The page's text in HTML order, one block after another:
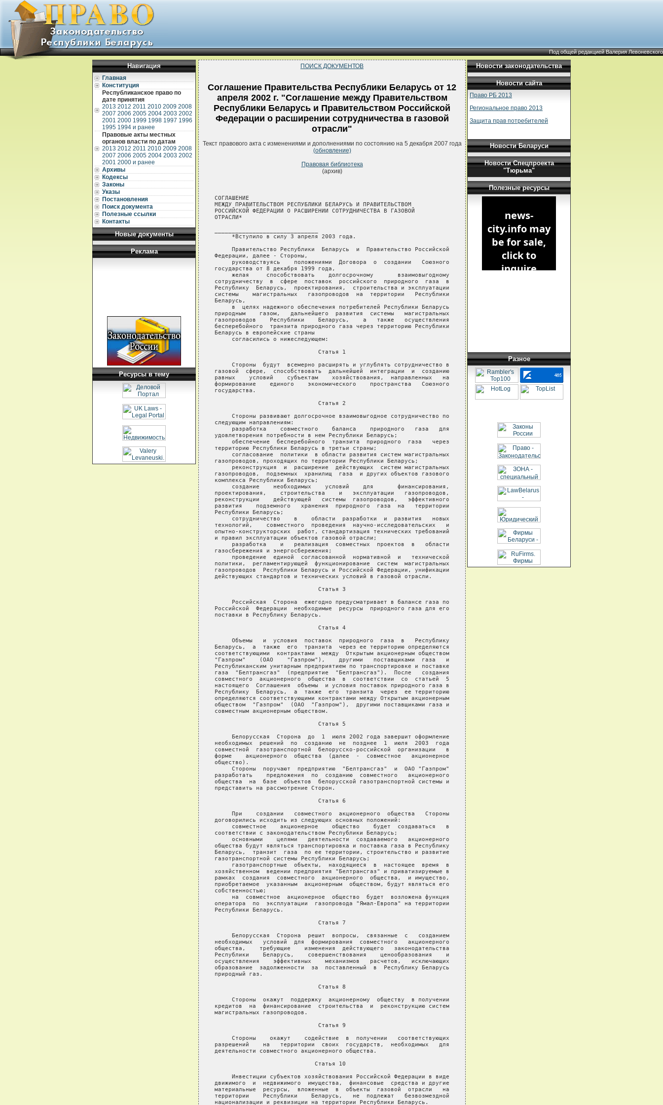
Под общей редакцией Валерия Левоневского
Навигация
Главная
Конституция
Республиканское право по
дате принятия
2013 2012 2011 2010 2009 2008
2007 2006 2005 2004 2003 2002
2001 2000 1999 1998 1997 1996
1995 1994 и ранее
Правовые акты местных
органов власти по датам
2013 2012 2011 2010 2009 2008
2007 2006 2005 2004 2003 2002
2001 2000 и ранее
Архивы
Кодексы
Законы
Указы
Постановления
Поиск документа
Полезные ссылки
Контакты
Новые документы
Реклама
Ресурсы в тему
ПОИСК ДОКУМЕНТОВ
Соглашение Правительства Республики Беларусь от 12
апреля 2002 г. "Соглашение между Правительством
Республики Беларусь и Правительством Российской
Федерации о расширении сотрудничества в газовой
отрасли"
Текст правового акта с изменениями и дополнениями по состоянию на 5 декабря 2007 года
(обновление)
Правовая библиотека
(архив)
СОГЛАШЕНИЕ
МЕЖДУ ПРАВИТЕЛЬСТВОМ РЕСПУБЛИКИ БЕЛАРУСЬ И ПРАВИТЕЛЬСТВОМ
РОССИЙСКОЙ ФЕДЕРАЦИИ О РАСШИРЕНИИ СОТРУДНИЧЕСТВА В ГАЗОВОЙ
ОТРАСЛИ*
     *Вступило в силу 3 апреля 2003 года.
     Правительство Республики  Беларусь  и  Правительство Российской
Федерации, далее - Стороны,
     руководствуясь    положениями  Договора  о  создании   Союзного
государства от 8 декабря 1999 года,
     желая     способствовать    долгосрочному       взаимовыгодному
сотрудничеству  в  сфере  поставок  российского  природного  газа  в
Республику  Беларусь,  проектирования,  строительства и эксплуатации
системы    магистральных   газопроводов  на  территории   Республики
Беларусь,
     в  целях надежного обеспечения потребителей Республики Беларусь
природным    газом,   дальнейшего  развития  системы   магистральных
газопроводов    Республики    Беларусь,    а   также   осуществления
бесперебойного  транзита природного газа через территорию Республики
Беларусь в европейские страны
     согласились о нижеследующем:
                              Статья 1
     Стороны  будут  всемерно расширять и углублять сотрудничество в
газовой  сфере,  способствовать  дальнейшей  интеграции  и  созданию
равных    условий    субъектам    хозяйствования,  направленных   на
формирование    единого    экономического    пространства   Союзного
государства.
                              Статья 2
     Стороны развивают долгосрочное взаимовыгодное сотрудничество по
следующим направлениям:
     разработка    совместного    баланса    природного   газа   для
удовлетворения потребности в нем Республики Беларусь;
     обеспечение  бесперебойного  транзита  природного  газа   через
территорию Республики Беларусь в третьи страны;
     согласование  политики  в области развития систем магистральных
газопроводов, проходящих по территории Республики Беларусь;
     реконструкция  и  расширение  действующих  систем магистральных
газопроводов,  подземных  хранилищ  газа  и других объектов газового
комплекса Республики Беларусь;
     создание    необходимых    условий    для       финансирования,
проектирования,    строительства    и   эксплуатации   газопроводов,
реконструкции    действующей   системы  газопроводов,   эффективного
развития    подземного   хранения  природного  газа  на   территории
Республики Беларусь;
     сотрудничество    в    области  разработки  и  развития   новых
технологий,    совместного  проведения  научно-исследовательских   и
опытно-конструкторских  работ, стандартизация технических требований
и правил эксплуатации объектов газовой отрасли;
     разработка    и   реализация  совместных  проектов  в   области
газосбережения и энергосбережения;
     проведение  единой  согласованной  нормативной  и   технической
политики,  регламентирующей  функционирование  систем  магистральных
газопроводов  Республики Беларусь и Российской Федерации, унификации
действующих стандартов и технических условий в газовой отрасли.
                              Статья 3
     Российская  Сторона  ежегодно предусматривает в балансе газа по
Российской  Федерации  необходимые  ресурсы  природного газа для его
поставки в Республику Беларусь.
                              Статья 4
     Объемы   и  условия  поставок  природного  газа  в   Республику
Беларусь,  а  также  его  транзита  через ее территорию определяются
соответствующими  контрактами  между  Открытым акционерным обществом
"Газпром"    (ОАО    "Газпром"),    другими   поставщиками  газа   и
Республиканским унитарным предприятием по транспортировке и поставке
газа  "Белтрансгаз"  (предприятие  "Белтрансгаз").  После   создания
совместного  акционерного  общества  в  соответствии  со  статьей  5
настоящего  Соглашения  объемы  и условия поставок природного газа в
Республику  Беларусь,  а  также  его  транзита  через  ее территорию
определяются соответствующими контрактами между Открытым акционерным
обществом  "Газпром"  (ОАО  "Газпром"),  другими поставщиками газа и
совместным акционерным обществом.
                              Статья 5
     Белорусская  Сторона  до  1  июля 2002 года завершит оформление
необходимых  решений  по  созданию  не  позднее  1  июля  2003  года
совместной  газотранспортной  белорусско-российской  организации   в
форме    акционерного  общества  (далее  -  совместное   акционерное
общество).
     Стороны  поручают  предприятию  "Белтрансгаз"  и  ОАО "Газпром"
разработать    предложения  по  созданию  совместного   акционерного
общества  на  базе  объектов  белорусской газотранспортной системы и
представить на рассмотрение Сторон.
                              Статья 6
     При    создании   совместного  акционерного  общества   Стороны
договорились исходить из следующих основных положений:
     совместное    акционерное    общество    будет  создаваться   в
соответствии с законодательством Республики Беларусь;
     основными    целями   деятельности  создаваемого   акционерного
общества будут являться транспортировка и поставка газа в Республику
Беларусь,  транзит  газа  по ее территории, строительство и развитие
газотранспортной системы Республики Беларусь;
     газотранспортные  объекты,  находящиеся  в  настоящее  время  в
хозяйственном  ведении предприятия "Белтрансгаз" и приватизируемые в
рамках  создания  совместного  акционерного  общества,  и имущество,
приобретаемое  указанным  акционерным  обществом, будут являться его
собственностью;
     на  совместное  акционерное  общество  будет  возложена функция
оператора  по  эксплуатации  газопровода "Ямал-Европа" на территории
Республики Беларусь.
                              Статья 7
     Белорусская  Сторона  решит  вопросы,  связанные  с   созданием
необходимых   условий  для  формирования  совместного   акционерного
общества,    требующие    изменения  действующего   законодательства
Республики    Беларусь,    совершенствования    ценообразования    и
осуществления    эффективных    механизмов   расчетов,   исключающих
образование  задолженности  за  поставленный  в  Республику Беларусь
природный газ.
                              Статья 8
     Стороны  окажут  поддержку  акционерному  обществу  в получении
кредитов  на  финансирование  строительства  и  реконструкцию систем
магистральных газопроводов.
                              Статья 9
     Стороны    окажут    содействие  в  получении   соответствующих
разрешений    на   территории  своих  государств,  необходимых   для
деятельности совместного акционерного общества.
                             Статья 10
     Инвестиции субъектов хозяйствования Российской Федерации в виде
движимого  и  недвижимого  имущества,  финансовые  средства и другие
материальные  ресурсы,  вложенные  в  объекты  газовой  отрасли   на
территории    Республики    Беларусь,   не  подлежат   безвозмездной
национализации и реквизиции на территории Республики Беларусь.
Новости законодательства
Новости сайта
Право РБ 2013
Региональное право 2013
Защита прав потребителей
Новости Беларуси
Новости Спецпроекта
"Тюрьма"
Полезные ресурсы
Разное